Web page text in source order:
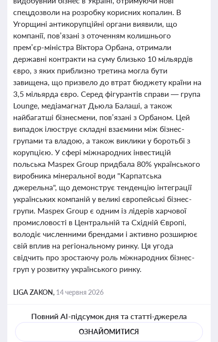
спецдозволи на розробку корисних копалин. В
Угорщині антикорупційні органи виявили, що
компанії, пов’язані з оточенням колишнього
прем’єр-міністра Віктора Орбана, отримали
державні контракти на суму близько 10 мільярдів
євро, з яких приблизно третина могла бути
завищена, що призвело до втрат бюджету країни на
3,5 мільярда євро. Серед фігурантів справи — група
Lounge, медіамагнат Дьюла Балаші, а також
найбагатші бізнесмени, пов’язані з Орбаном. Цей
випадок ілюструє складні взаємини між бізнес-
групами та владою, а також виклики у боротьбі з
корупцією. У сфері міжнародних інвестицій
польська Maspex Group придбала 80% українського
виробника мінеральної води "Карпатська
джерельна", що демонструє тенденцію інтеграції
українських компаній у великі європейські бізнес-
групи. Maspex Group є одним із лідерів харчової
промисловості в Центральній та Східній Європі,
володіє численними брендами і активно розширює
свій вплив на регіональному ринку. Ця угода
свідчить про зростаючу роль міжнародних бізнес-
груп у розвитку українського ринку.
LIGA ZAKON, 14 червня 2026
Повний AI-підсумок дня та статті-джерела
ОЗНАЙОМИТИСЯ